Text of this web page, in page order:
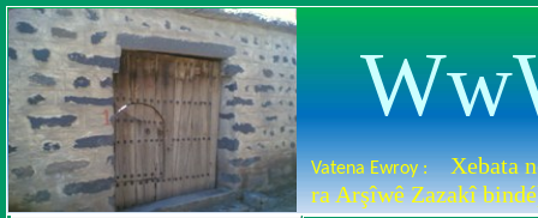
Vatena Ewroy :
Xebata
ra Arşîwê Zazakî